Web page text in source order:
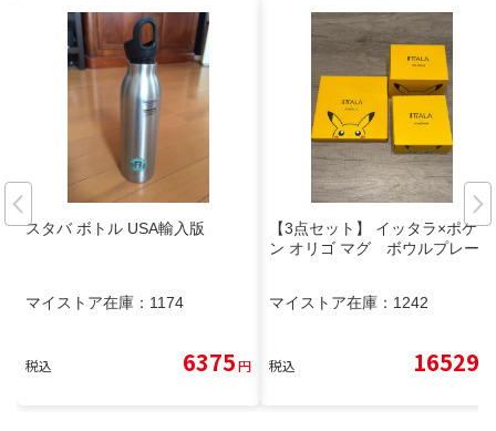
スタバ ボトル USA輸入版
マイストア在庫： 1174
税込 6375円
【3点セット】 イッタラ×ポケモ
ン オリゴ マグ ボウルプレート
マイストア在庫： 1242
税込 16529